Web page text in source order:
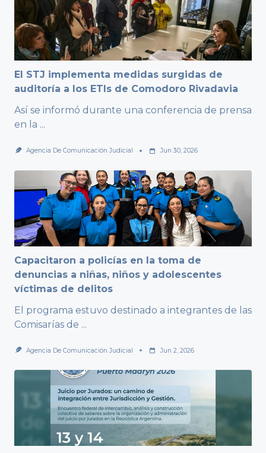
El STJ implementa medidas surgidas de
auditoría a los ETIs de Comodoro Rivadavia
Así se informó durante una conferencia de prensa
en la ...
Agencia De Comunicación Judicial Jun 30, 2026
Capacitaron a policías en la toma de
denuncias a niñas, niños y adolescentes
víctimas de delitos
El programa estuvo destinado a integrantes de las
Comisarías de ...
Agencia De Comunicación Judicial Jun 2, 2026